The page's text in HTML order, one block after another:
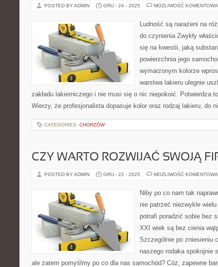
POSTED BY ADMIN GRU - 24 - 2025 MOŻLIWOŚĆ
Ludność są narażeni na
do czynienia Zwykły
się na kwestii, jaką
powierzchnia jego
wymarzonym kolorze
warstwa lakieru ulegnie
zakładu lakierniczego i nie musi się o nic niepokoić. Potwierdza
Wierzy, że profesjonalista dopasuje kolor oraz rodzaj lakieru, do
CATEGORIES: CHORZÓW
CZY WARTO ROZWIJAĆ SWOJĄ
POSTED BY ADMIN GRU - 22 - 2025 MOŻLIWOŚĆ
Niby po co nam tak
nie patrzeć niezwykle
potrafi poradzić sobie bez
XXI wiek są bez cienia
Szczególnie po zniesieniu
naszego rodaka spokojnie
ale zatem pomyślmy po co dla nas samochód? Cóż, zapewne